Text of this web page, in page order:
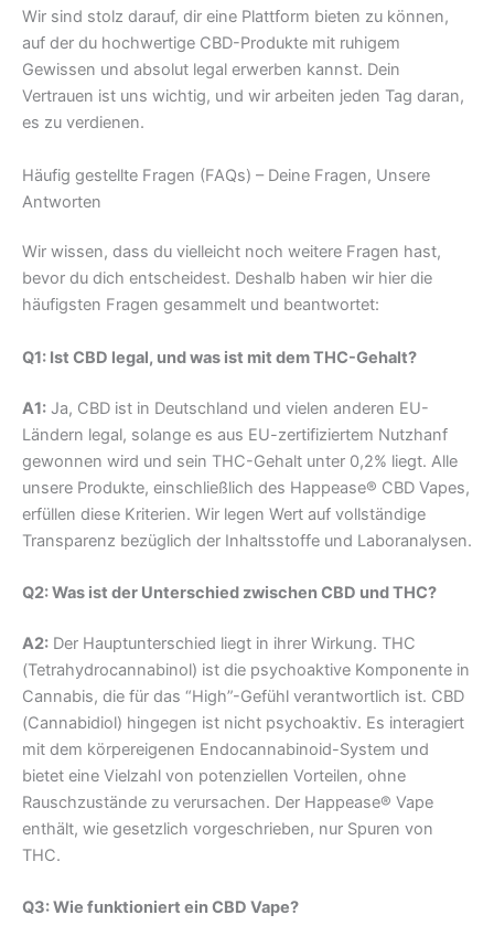
Wir sind stolz darauf, dir eine Plattform bieten zu können,
auf der du hochwertige CBD-Produkte mit ruhigem
Gewissen und absolut legal erwerben kannst. Dein
Vertrauen ist uns wichtig, und wir arbeiten jeden Tag daran,
es zu verdienen.
Häufig gestellte Fragen (FAQs) – Deine Fragen, Unsere
Antworten
Wir wissen, dass du vielleicht noch weitere Fragen hast,
bevor du dich entscheidest. Deshalb haben wir hier die
häufigsten Fragen gesammelt und beantwortet:
Q1: Ist CBD legal, und was ist mit dem THC-Gehalt?
A1: Ja, CBD ist in Deutschland und vielen anderen EU-
Ländern legal, solange es aus EU-zertifiziertem Nutzhanf
gewonnen wird und sein THC-Gehalt unter 0,2% liegt. Alle
unsere Produkte, einschließlich des Happease® CBD Vapes,
erfüllen diese Kriterien. Wir legen Wert auf vollständige
Transparenz bezüglich der Inhaltsstoffe und Laboranalysen.
Q2: Was ist der Unterschied zwischen CBD und THC?
A2: Der Hauptunterschied liegt in ihrer Wirkung. THC
(Tetrahydrocannabinol) ist die psychoaktive Komponente in
Cannabis, die für das “High”-Gefühl verantwortlich ist. CBD
(Cannabidiol) hingegen ist nicht psychoaktiv. Es interagiert
mit dem körpereigenen Endocannabinoid-System und
bietet eine Vielzahl von potenziellen Vorteilen, ohne
Rauschzustände zu verursachen. Der Happease® Vape
enthält, wie gesetzlich vorgeschrieben, nur Spuren von
THC.
Q3: Wie funktioniert ein CBD Vape?